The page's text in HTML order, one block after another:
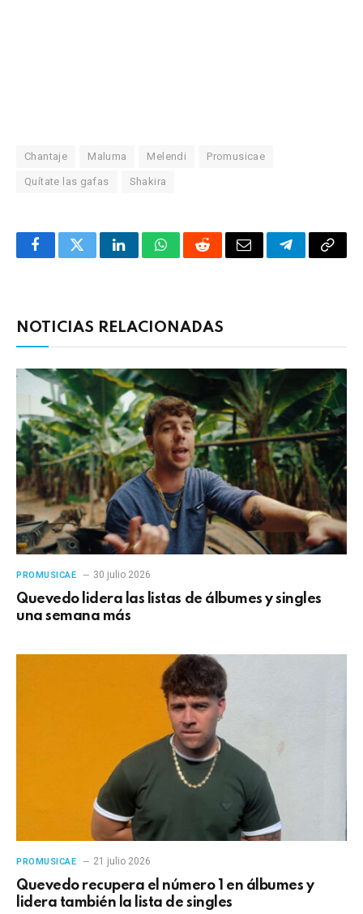
Chantaje Maluma Melendi Promusicae
Quítate las gafas Shakira
FacebookTwitterLinkedInWhatsAppRedditCorreoTelegrama
NOTICIAS RELACIONADAS
PROMUSICAE 30 julio 2026
Quevedo lidera las listas de álbumes y singles
una semana más
PROMUSICAE 21 julio 2026
Quevedo recupera el número 1 en álbumes y
lidera también la lista de singles